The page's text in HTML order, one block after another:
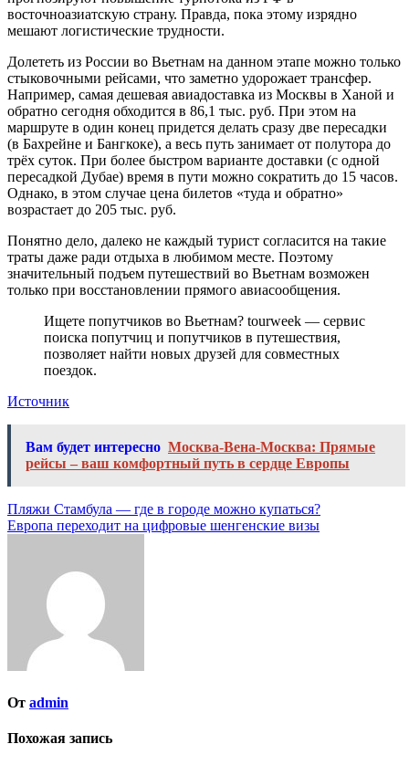
восточноазиатскую страну. Правда, пока этому изрядно
мешают логистические трудности.
Долететь из России во Вьетнам на данном этапе можно только
стыковочными рейсами, что заметно удорожает трансфер.
Например, самая дешевая авиадоставка из Москвы в Ханой и
обратно сегодня обходится в 86,1 тыс. руб. При этом на
маршруте в один конец придется делать сразу две пересадки
(в Бахрейне и Бангкоке), а весь путь занимает от полутора до
трёх суток. При более быстром варианте доставки (с одной
пересадкой Дубае) время в пути можно сократить до 15 часов.
Однако, в этом случае цена билетов «туда и обратно»
возрастает до 205 тыс. руб.
Понятно дело, далеко не каждый турист согласится на такие
траты даже ради отдыха в любимом месте. Поэтому
значительный подъем путешествий во Вьетнам возможен
только при восстановлении прямого авиасообщения.
Ищете попутчиков во Вьетнам? tourweek — cервис
поиска попутчиц и попутчиков в путешествия,
позволяет найти новых друзей для совместных
поездок.
Источник
Вам будет интересно Москва-Вена-Москва: Прямые
рейсы – ваш комфортный путь в сердце Европы
Навигация
по
Пляжи Стамбула — где в городе можно купаться?
Европа переходит на цифровые шенгенские визы
От admin
Похожая запись